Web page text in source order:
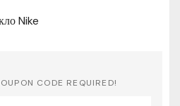
Nike
CODE REQUIRED!